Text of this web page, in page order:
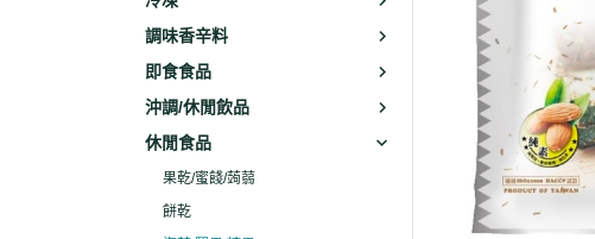
調味香辛料
即食食品
沖調/休閒飲品
休閒食品
果乾/蜜餞/蒟蒻
餅乾